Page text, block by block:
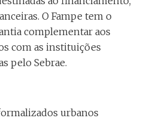
O Fampe tem o
complementar aos
com as instituições
pelo Sebrae.
urbanos